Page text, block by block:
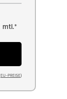
mtl.*
EU−PREISE)